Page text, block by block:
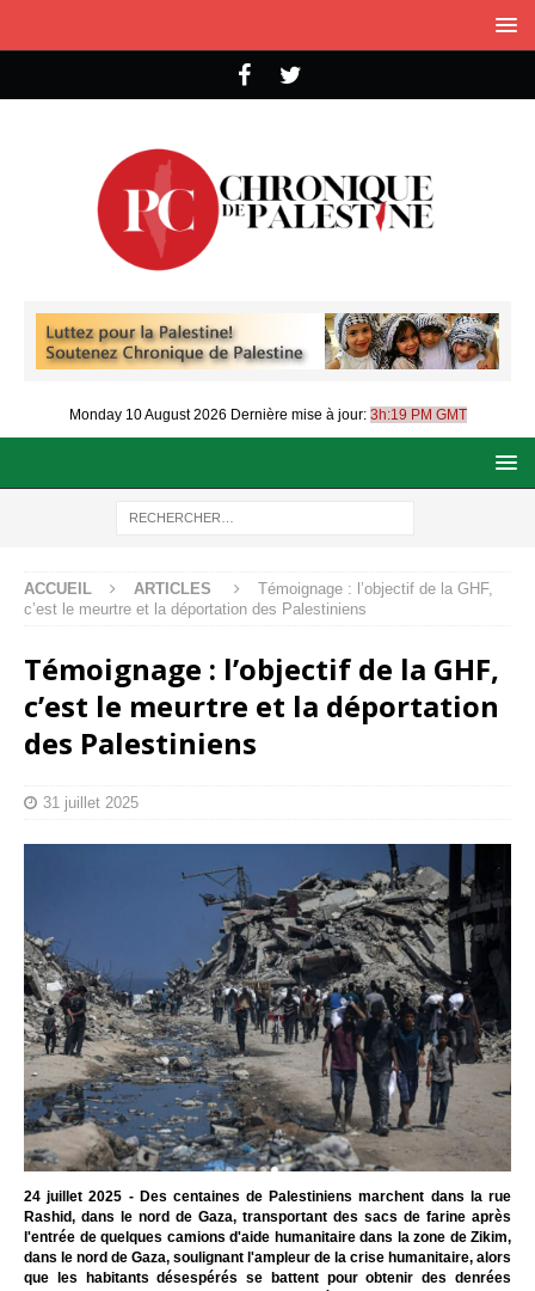
Monday 10 August 2026 Dernière mise à jour: 3h:19 PM GMT
ACCUEIL ARTICLES
Témoignage : l’objectif de la GHF,
c’est le meurtre et la déportation des Palestiniens
Témoignage : l’objectif de la GHF,
c’est le meurtre et la déportation
des Palestiniens
31 juillet 2025
24 juillet 2025 - Des centaines de Palestiniens marchent dans la rue
Rashid, dans le nord de Gaza, transportant des sacs de farine après
l'entrée de quelques camions d'aide humanitaire dans la zone de Zikim,
dans le nord de Gaza, soulignant l'ampleur de la crise humanitaire, alors
que les habitants désespérés se battent pour obtenir des denrées